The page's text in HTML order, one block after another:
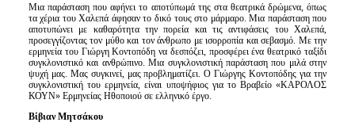
Μια παράσταση που αφήνει το αποτύπωμά της στα θεατρικά δρώμενα, όπως
τα χέρια του Χαλεπά άφησαν το δικό τους στο μάρμαρο. Μια παράσταση που
αποτυπώνει με καθαρότητα την πορεία και τις αντιφάσεις του Χαλεπά,
προσεγγίζοντας τον μύθο και τον άνθρωπο με ισορροπία και σεβασμό. Με την
ερμηνεία του Γιώργη Κοντοπόδη να δεσπόζει, προσφέρει ένα θεατρικό ταξίδι
συγκλονιστικό και ανθρώπινο. Μια συγκλονιστική παράσταση που μιλά στην
ψυχή μας. Μας συγκινεί, μας προβληματίζει. Ο Γιώργης Κοντοπόδης για την
συγκλονιστική του ερμηνεία, είναι υποψήφιος για το Βραβείο «ΚΑΡΟΛΟΣ
ΚΟΥΝ» Ερμηνείας Ηθοποιού σε ελληνικό έργο.
Βίβιαν Μητσάκου